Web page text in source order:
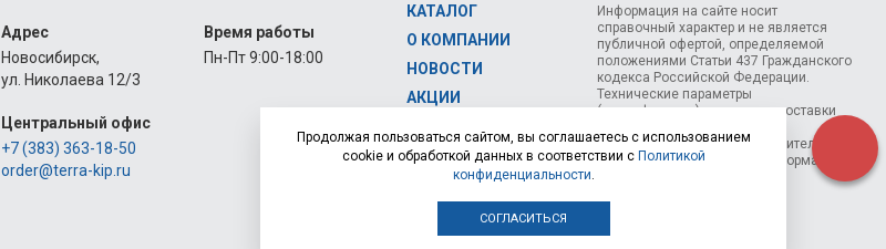
Адрес
Новосибирск,
ул. Николаева 12/3
Время работы
Пн-Пт 9:00-18:00
Центральный офис
+7 (383) 363-18-50
order@terra-kip.ru
КАТАЛОГ
О КОМПАНИИ
НОВОСТИ
АКЦИИ
КОНТАКТЫ
Информация на сайте носит
справочный характер и не является
публичной офертой, определяемой
положениями Статьи 437 Гражданского
кодекса Российской Федерации.
Технические параметры
(спецификация) и комплект поставки
производителем без предварительного
уведомления. Уточняйте информацию у
Продолжая пользоваться сайтом, вы соглашаетесь с использованием
cookie и обработкой данных в соответствии с Политикой
конфиденциальности.
СОГЛАСИТЬСЯ